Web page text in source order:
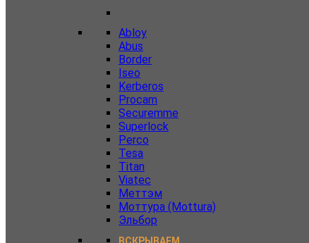
Abloy
Abus
Border
Iseo
Kerberos
Procam
Securemme
Superlock
Perco
Tesa
Titan
Viatec
Меттэм
Моттура (Mottura)
Эльбор